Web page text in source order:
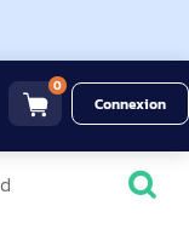
0
Connexion